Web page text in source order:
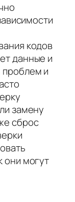
кодов
данные и
и
замену
сброс
они могут